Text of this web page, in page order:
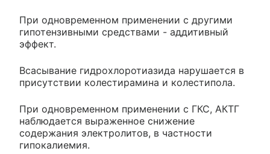
При одновременном применении с другими
гипотензивными средствами - аддитивный
эффект.
Всасывание гидрохлоротиазида нарушается в
присутствии колестирамина и колестипола.
При одновременном применении с ГКС, АКТГ
наблюдается выраженное снижение
содержания электролитов, в частности
гипокалиемия.